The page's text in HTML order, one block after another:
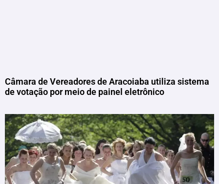
Câmara de Vereadores de Aracoiaba utiliza sistema
de votação por meio de painel eletrônico